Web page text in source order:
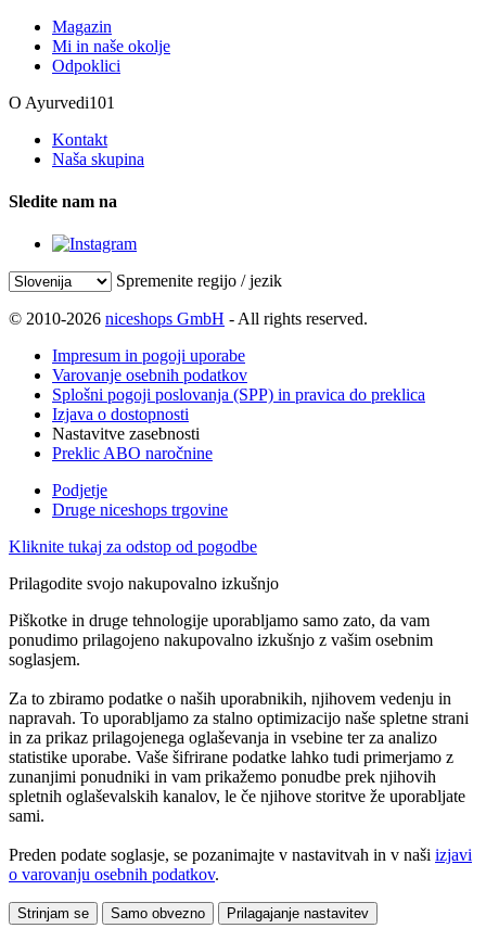
Magazin
Mi in naše okolje
Odpoklici
O Ayurvedi101
Kontakt
Naša skupina
Sledite nam na
Spremenite regijo / jezik
© 2010-2026 niceshops GmbH - All rights reserved.
Impresum in pogoji uporabe
Varovanje osebnih podatkov
Splošni pogoji poslovanja (SPP) in pravica do preklica
Izjava o dostopnosti
Nastavitve zasebnosti
Preklic ABO naročnine
Podjetje
Druge niceshops trgovine
Kliknite tukaj za odstop od pogodbe
Prilagodite svojo nakupovalno izkušnjo
Piškotke in druge tehnologije uporabljamo samo zato, da vam
ponudimo prilagojeno nakupovalno izkušnjo z vašim osebnim
soglasjem.
Za to zbiramo podatke o naših uporabnikih, njihovem vedenju in
napravah. To uporabljamo za stalno optimizacijo naše spletne strani
in za prikaz prilagojenega oglaševanja in vsebine ter za analizo
statistike uporabe. Vaše šifrirane podatke lahko tudi primerjamo z
zunanjimi ponudniki in vam prikažemo ponudbe prek njihovih
spletnih oglaševalskih kanalov, le če njihove storitve že uporabljate
sami.
Preden podate soglasje, se pozanimajte v nastavitvah in v naši izjavi
o varovanju osebnih podatkov.
Strinjam se Samo obvezno Prilagajanje nastavitev